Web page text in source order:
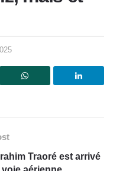
Traoré est arrivé